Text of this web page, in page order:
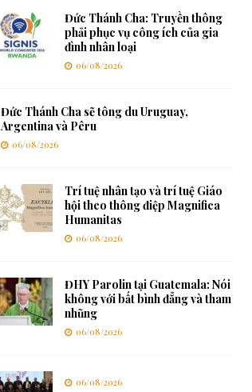
Đức Thánh Cha: Truyền thông
phải phục vụ công ích của gia
đình nhân loại
06/08/2026
Đức Thánh Cha sẽ tông du Uruguay,
Argentina và Pêru
06/08/2026
Trí tuệ nhân tạo và trí tuệ Giáo
hội theo thông điệp Magnifica
Humanitas
06/08/2026
ĐHY Parolin tại Guatemala: Nói
không với bất bình đẳng và tham
nhũng
06/08/2026
06/08/2026